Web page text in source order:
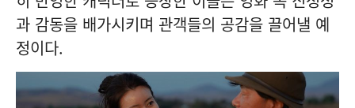
과 감동을 배가시키며 관객들의 공감을 끌어낼 예
정이다.